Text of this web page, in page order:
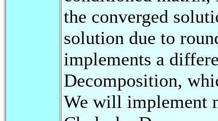
the converged
solution due to
implements a
Decomposition,
We will implement